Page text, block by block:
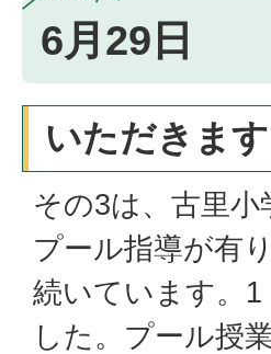
6月29日
いただきま
その3は、古里
プール指導が有
続いています。
した。プール授